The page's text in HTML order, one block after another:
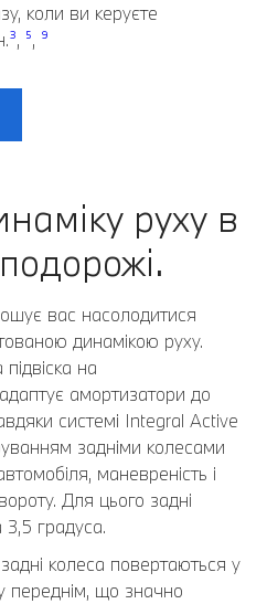
коли ви керуєте
³, ⁵, ⁹
руху в
вас насолодитися
динамікою руху.
на
амортизатори до
системі Integral Active
задніми колесами
маневреність і
Для цього задні
градуса.
колеса повертаються у
переднім, що значно